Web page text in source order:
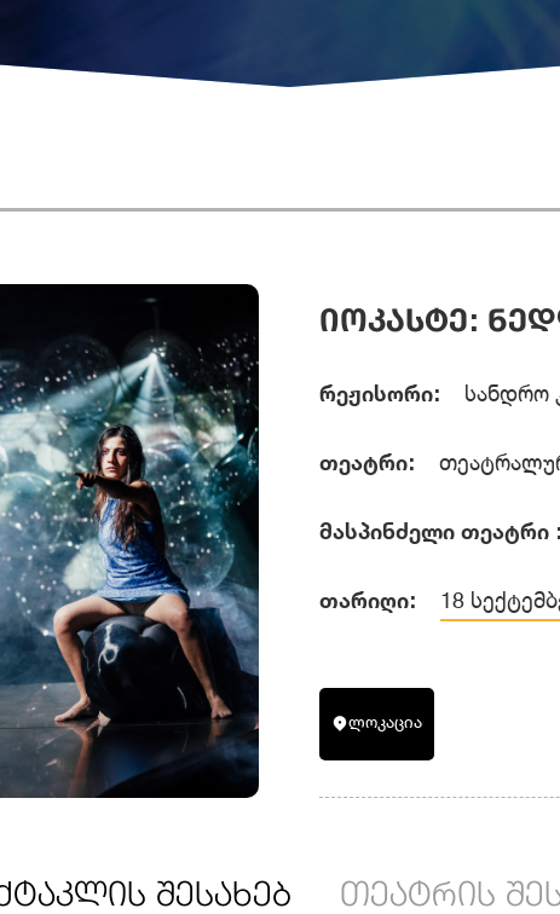
ᲘᲝᲙᲐᲡᲢᲔ:
რეჟისორი: სანდრო
თეატრი:
მასპინძელი თეატრი :
თარიღი: 18
ლოკაცია
ᲨᲔᲡᲐᲮᲔᲑ ᲗᲔᲐᲢᲠᲘᲡ